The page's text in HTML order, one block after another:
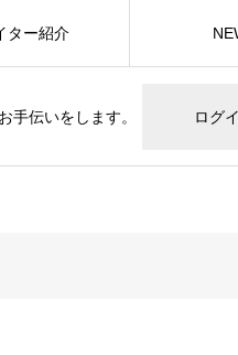
手伝いをします。 ログ
ター紹介